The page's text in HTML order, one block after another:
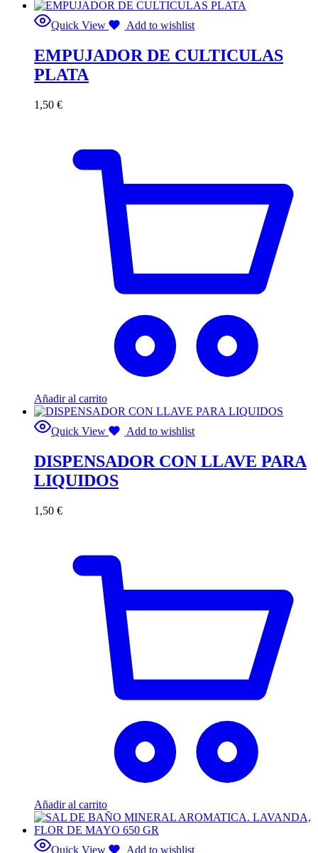
Quick View Add to wishlist
EMPUJADOR DE CULTICULAS
PLATA
1,50 €
Añadir al carrito
Quick View Add to wishlist
DISPENSADOR CON LLAVE PARA
LIQUIDOS
1,50 €
Añadir al carrito
Quick View Add to wishlist